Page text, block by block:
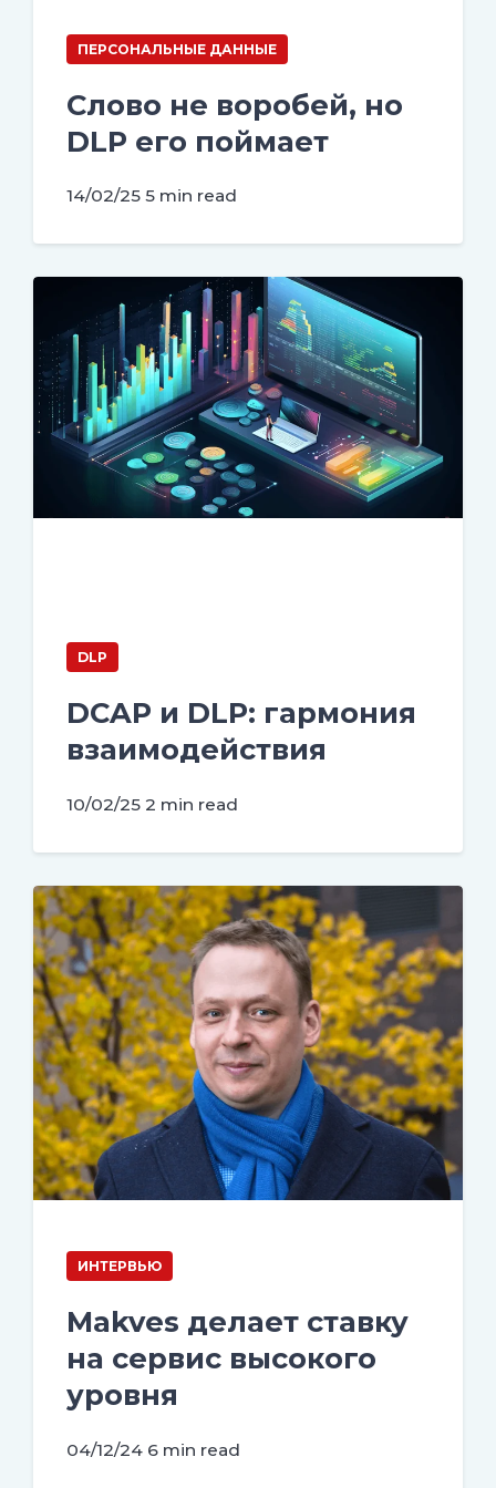
ПЕРСОНАЛЬНЫЕ ДАННЫЕ
Слово не воробей, но
DLP его поймает
14/02/25 5 min read
DLP
DCAP и DLP: гармония
взаимодействия
10/02/25 2 min read
ИНТЕРВЬЮ
Makves делает ставку
на сервис высокого
уровня
04/12/24 6 min read